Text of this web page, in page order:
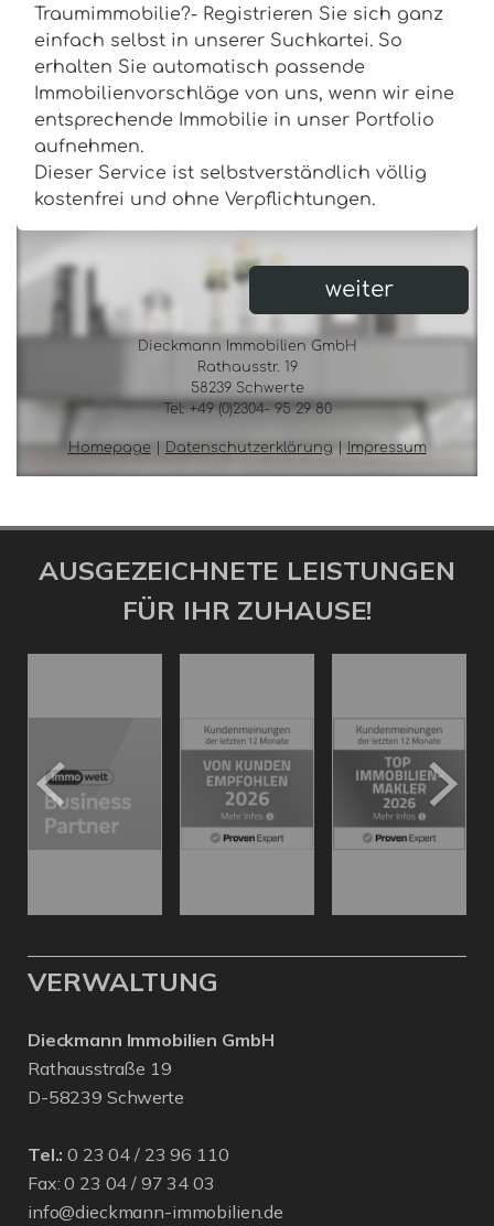
AUSGEZEICHNETE LEISTUNGEN
FÜR IHR ZUHAUSE!
VERWALTUNG
Dieckmann Immobilien GmbH
Rathausstraße 19
D-58239 Schwerte
Tel.: 0 23 04 / 23 96 110
Fax: 0 23 04 / 97 34 03
info@dieckmann-immobilien.de